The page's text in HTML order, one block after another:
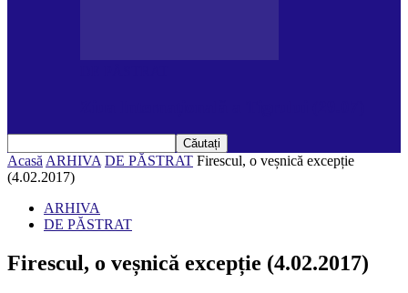
Acasă ARHIVA DE PĂSTRAT Firescul, o veșnică excepție
(4.02.2017)
ARHIVA
DE PĂSTRAT
Firescul, o veșnică excepție (4.02.2017)